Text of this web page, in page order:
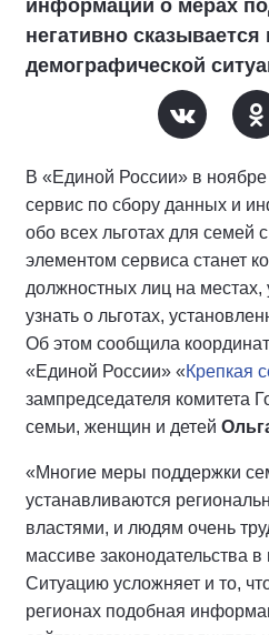
информации о мерах
негативно сказывается
демографической
В «Единой России» в ноябре
сервис по сбору данных и
обо всех льготах для семей
элементом сервиса станет
должностных лиц на местах,
узнать о льготах,
Об этом сообщила
«Единой России» «Крепкая
зампредседателя комитета
семьи, женщин и детей
«Многие меры поддержки
устанавливаются
властями, и людям очень
массиве законодательства в
Ситуацию усложняет и то,
регионах подобная